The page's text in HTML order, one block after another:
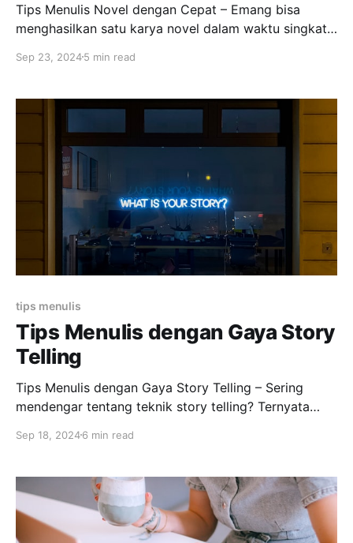
Tips Menulis Novel dengan Cepat – Emang bisa
menghasilkan satu karya novel dalam waktu singkat?
cepat berikut ini. Tips Menulis Novel dalam Waktu
cerita tentang kehidupan seorang karakter dalam
mencapai tujuan tertentu. Berbeda dengan karya
sastra
Sep 23, 20245 min read
tips menulis
Tips Menulis dengan Gaya Story
Telling
Tips Menulis dengan Gaya Story Telling – Sering
mendengar tentang teknik story telling? Ternyata
begini caranya. Story Telling dalam Menulis Novel
karya prosa, khususnya novel, kerap kali kita
mendengar bahwa menulis haruslah menggunakan
gaya show. Apabila tidak
Sep 18, 20246 min read